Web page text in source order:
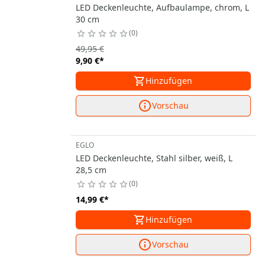
LED Deckenleuchte, Aufbaulampe, chrom, L
30 cm
0
9,90 €*
49,95 €
Hinzufügen
Vorschau
EGLO
LED Deckenleuchte, Stahl silber, weiß, L
28,5 cm
0
14,99 €*
Hinzufügen
Vorschau